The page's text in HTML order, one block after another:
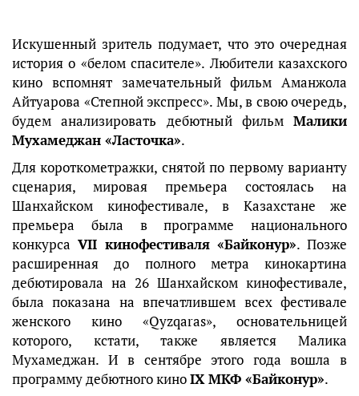
Искушенный зритель подумает, что это очередная
история о «белом спасителе». Любители казахского
кино вспомнят замечательный фильм Аманжола
Айтуарова «Степной экспресс». Мы, в свою очередь,
будем анализировать дебютный фильм Малики
Мухамеджан «Ласточка».
Для короткометражки, снятой по первому варианту
сценария, мировая премьера состоялась на
Шанхайском кинофестивале, в Казахстане же
премьера была в программе национального
конкурса VII кинофестиваля «Байконур». Позже
расширенная до полного метра кинокартина
дебютировала на 26 Шанхайском кинофестивале,
была показана на впечатлившем всех фестивале
женского кино «Qyzqaras», основательницей
которого, кстати, также является Малика
Мухамеджан. И в сентябре этого года вошла в
программу дебютного киноIX МКФ «Байконур».